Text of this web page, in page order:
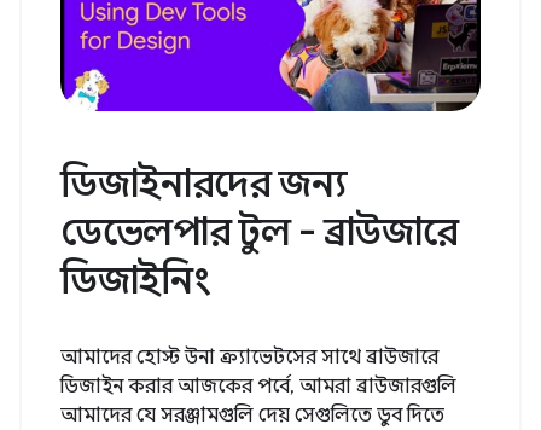
ডিজাইনারদের জন্য
ডেভেলপার টুল - ব্রাউজারে
ডিজাইনিং
আমাদের হোস্ট উনা ক্র্যাভেটসের সাথে ব্রাউজারে
ডিজাইন করার আজকের পর্বে, আমরা ব্রাউজারগুলি
আমাদের যে সরঞ্জামগুলি দেয় সেগুলিতে ডুব দিতে